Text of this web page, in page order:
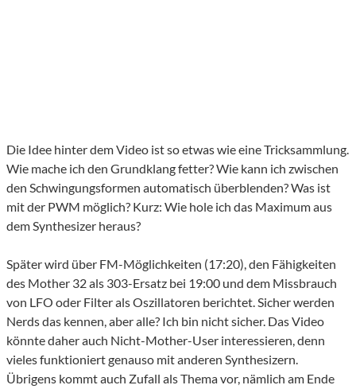
Die Idee hinter dem Video ist so etwas wie eine Tricksammlung.
Wie mache ich den Grundklang fetter? Wie kann ich zwischen
den Schwingungsformen automatisch überblenden? Was ist
mit der PWM möglich? Kurz: Wie hole ich das Maximum aus
dem Synthesizer heraus?
Später wird über FM-Möglichkeiten (17:20), den Fähigkeiten
des Mother 32 als 303-Ersatz bei 19:00 und dem Missbrauch
von LFO oder Filter als Oszillatoren berichtet. Sicher werden
Nerds das kennen, aber alle? Ich bin nicht sicher. Das Video
könnte daher auch Nicht-Mother-User interessieren, denn
vieles funktioniert genauso mit anderen Synthesizern.
Übrigens kommt auch Zufall als Thema vor, nämlich am Ende